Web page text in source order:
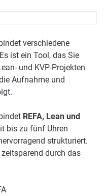
verschiedene
ist ein Tool, das Sie
und KVP-Projekten
Aufnahme und
REFA, Lean und
bis zu fünf Uhren
strukturiert.
durch das